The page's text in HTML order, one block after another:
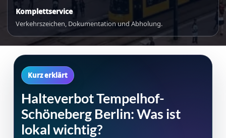
Komplettservice
Verkehrszeichen, Dokumentation und Abholung.
Kurz erklärt
Halteverbot Tempelhof-
Schöneberg Berlin: Was ist
lokal wichtig?